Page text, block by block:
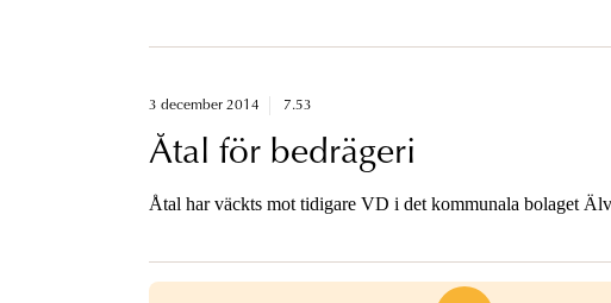
3 december 2014 7.53
Åtal för bedrägeri
Åtal har väckts mot tidigare VD i det kommunala bolaget